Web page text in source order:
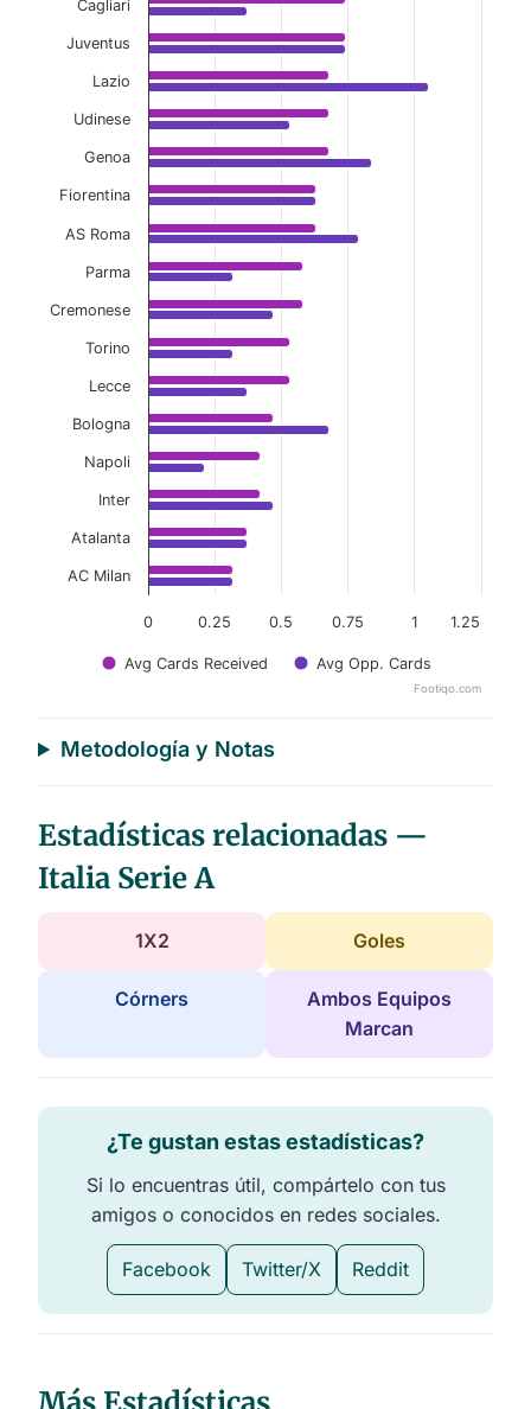
Avg Cards Received Avg Opp. Cards
0 1
0.25 0.5 0.75 1.25
Cagliari
Juventus
Lazio
Udinese
Genoa
Fiorentina
AS Roma
Parma
Cremonese
Torino
Lecce
Bologna
Napoli
Inter
Atalanta
AC Milan
Footiqo.com
Metodología y Notas
Estadísticas relacionadas —
Italia Serie A
1X2 Goles
Córners
Ambos Equipos
Marcan
¿Te gustan estas estadísticas?
Si lo encuentras útil, compártelo con tus
amigos o conocidos en redes sociales.
Facebook Twitter/X Reddit